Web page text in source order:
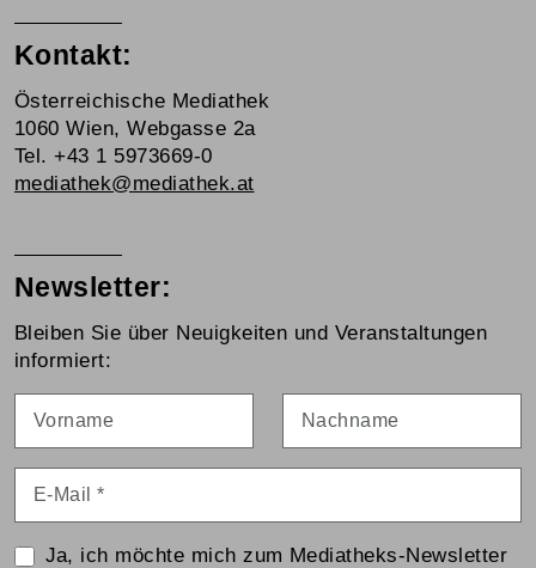
Kontakt:
Österreichische Mediathek
1060 Wien, Webgasse 2a
Tel. +43 1 5973669-0
mediathek@mediathek.at
Newsletter:
Bleiben Sie über Neuigkeiten und Veranstaltungen
informiert:
Ja, ich möchte mich zum Mediatheks-Newsletter